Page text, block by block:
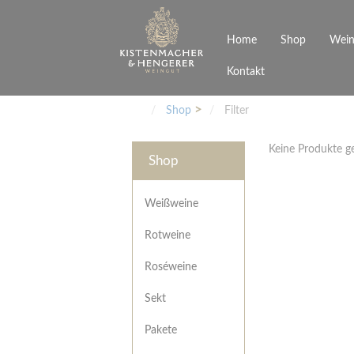
Home Shop
Weißweine
Roséweine
Junges Schwaben
Veranstaltungen
Kontakt
Shop Filter
Shop
Weißweine
Rotweine
Roséweine
Sekt
Pakete
Keine Produkte